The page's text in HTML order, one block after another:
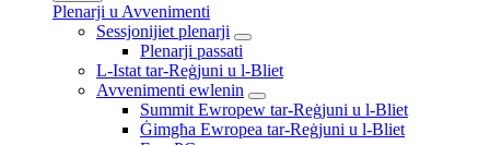
Plenarji u Avvenimenti
Sessjonijiet plenarji
Plenarji passati
L-Istat tar-Reġjuni u l-Bliet
Avvenimenti ewlenin
Summit Ewropew tar-Reġjuni u l-Bliet
Ġimgħa Ewropea tar-Reġjuni u l-Bliet